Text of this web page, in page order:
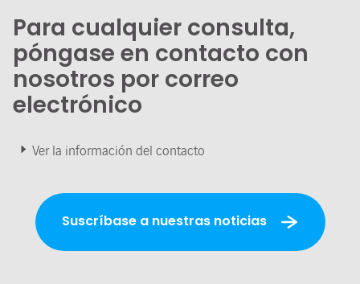
Para cualquier consulta,
póngase en contacto con
nosotros por correo
electrónico
Ver la información del contacto
Suscríbase a nuestras noticias